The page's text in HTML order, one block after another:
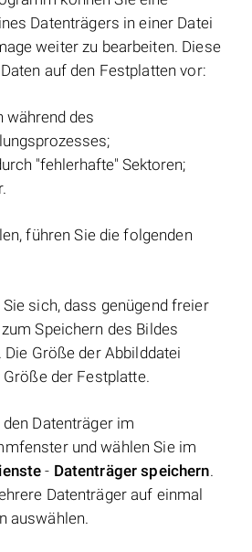
Datenträgers in einer Datei
weiter zu bearbeiten. Diese
auf den Festplatten vor:
während des
"fehlerhafte" Sektoren;
führen Sie die folgenden
sich, dass genügend freier
Speichern des Bildes
Größe der Abbilddatei
der Festplatte.
Datenträger im
und wählen Sie im
- Datenträger speichern.
Datenträger auf einmal
auswählen.